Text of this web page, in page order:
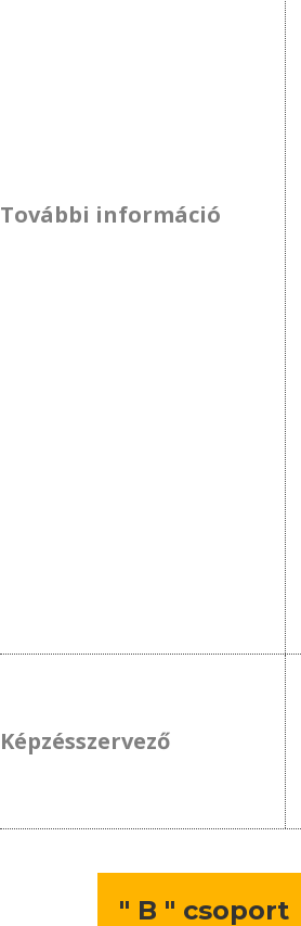
További információ
Képzésszervező
" B " csoport